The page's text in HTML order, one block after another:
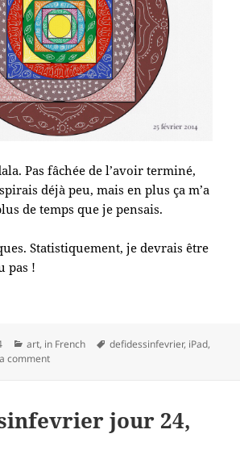
Pas fâchée de l’avoir terminé,
déjà peu, mais en plus ça m’a
de temps que je pensais.
Statistiquement, je devrais être
pas !
Categories
art, in French Tags
defidessinfevrier, iPad,
commenton #defidessinfevrier jour 25, mandala
jour 24,